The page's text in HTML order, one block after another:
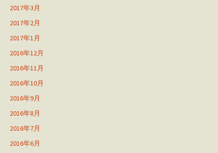
2017年3月
2017年2月
2017年1月
2016年12月
2016年11月
2016年10月
2016年9月
2016年8月
2016年7月
2016年6月